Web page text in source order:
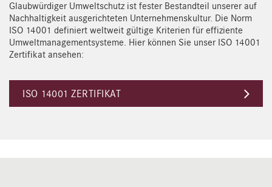
Glaubwürdiger Umweltschutz ist fester Bestandteil unserer auf
Nachhaltigkeit ausgerichteten Unternehmenskultur. Die Norm
ISO 14001 definiert weltweit gültige Kriterien für effiziente
Umweltmanagementsysteme. Hier können Sie unser ISO 14001
Zertifikat ansehen:
ISO 14001 ZERTIFIKAT